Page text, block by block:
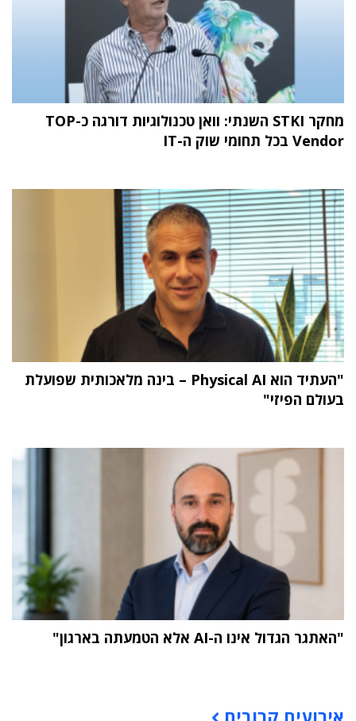
מחקר STKI השנתי: וואן טכנולוגיות דורגה כ-TOP
Vendor בכל תחומי שוק ה-IT
"העתיד הוא Physical AI – בינה מלאכותית שפועלת
בעולם הפיזי"
"האתגר הגדול אינו ה-AI אלא הטמעתה בארגון"
אירועים קרובים